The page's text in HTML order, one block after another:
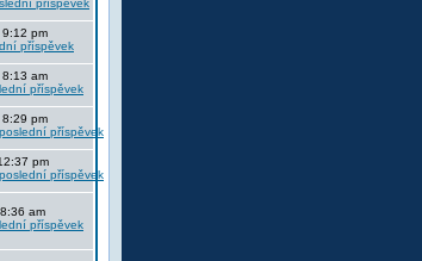
pm
am
pm
pm
am